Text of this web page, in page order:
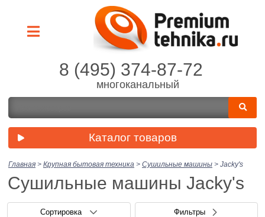
8 (495) 374-87-72
многоканальный
Каталог товаров
Главная > Крупная бытовая техника > Сушильные машины > Jacky's
Сушильные машины Jacky's
Сортировка Фильтры